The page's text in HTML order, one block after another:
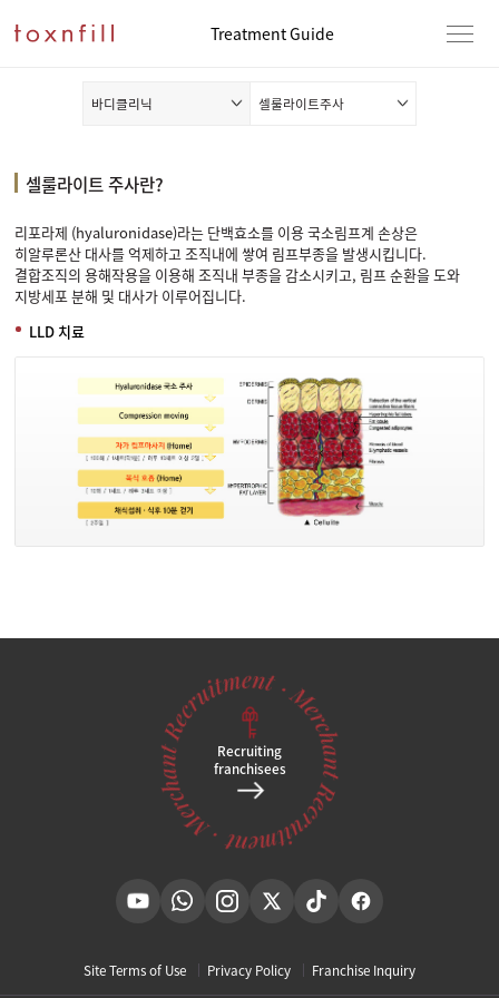
Treatment Guide
바디클리닉 셀룰라이트주사
셀룰라이트 주사란?
리포라제 (hyaluronidase)라는 단백효소를 이용 국소림프계 손상은
히알루론산 대사를 억제하고 조직내에 쌓여 림프부종을 발생시킵니다.
결합조직의 용해작용을 이용해 조직내 부종을 감소시키고, 림프 순환을 도와
지방세포 분해 및 대사가 이루어집니다.
LLD 치료
Recruiting
franchisees
Site Terms of Use Privacy Policy Franchise Inquiry